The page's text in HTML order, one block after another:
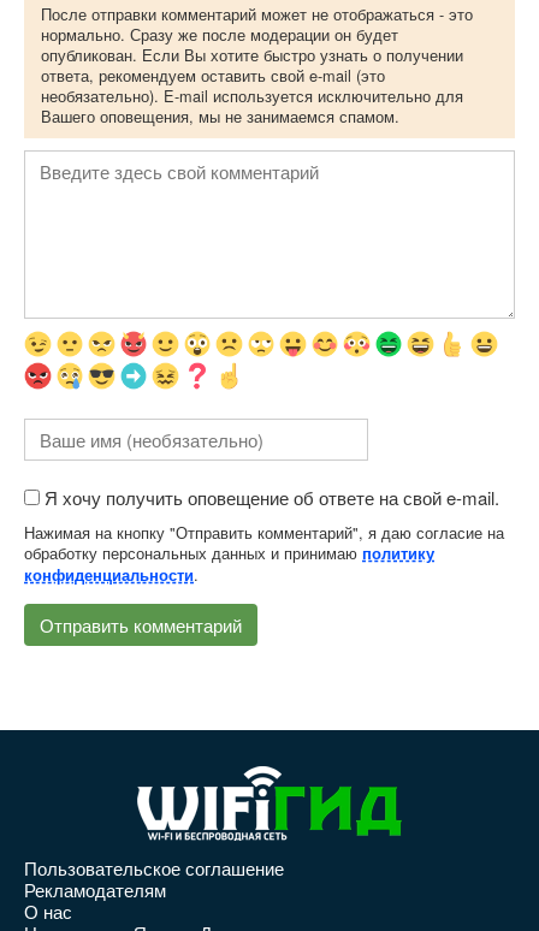
После отправки комментарий может не отображаться - это
нормально. Сразу же после модерации он будет
опубликован. Если Вы хотите быстро узнать о получении
ответа, рекомендуем оставить свой e-mail (это
необязательно). E-mail используется исключительно для
Вашего оповещения, мы не занимаемся спамом.
Я хочу получить оповещение об ответе на свой e-mail.
Нажимая на кнопку "Отправить комментарий", я даю согласие на
обработку персональных данных и принимаю политику
конфиденциальности.
Пользовательское соглашение
Рекламодателям
О нас